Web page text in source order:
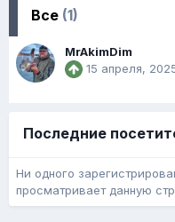
Все (1)
MrAkimDim
15 апреля,
Последние
Ни одного
просматривает данную